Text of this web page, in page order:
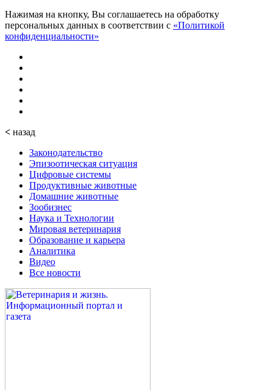
Нажимая на кнопку, Вы соглашаетесь на обработку
персональных данных в соответствии с «Политикой
конфиденциальности»
< назад
Законодательство
Эпизоотическая ситуация
Цифровые системы
Продуктивные животные
Домашние животные
Зообизнес
Наука и Технологии
Мировая ветеринария
Образование и карьера
Аналитика
Видео
Все новости